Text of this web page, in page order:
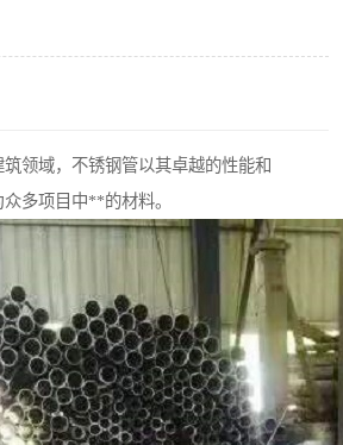
领域，不锈钢管以其卓越的性能和
多项目中**的材料。